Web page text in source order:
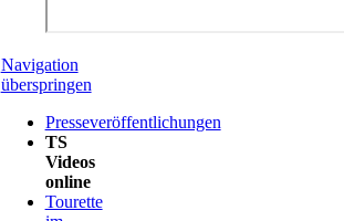
Navigation
überspringen
Presseveröffentlichungen
TS
Videos
online
Tourette